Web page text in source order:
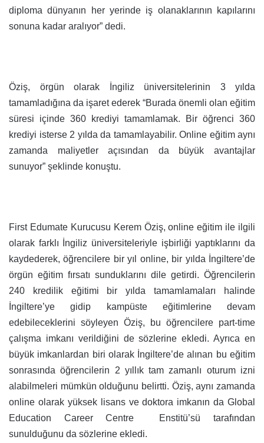
diploma dünyanın her yerinde iş olanaklarının kapılarını
sonuna kadar aralıyor” dedi.
Öziş, örgün olarak İngiliz üniversitelerinin 3 yılda
tamamladığına da işaret ederek “Burada önemli olan eğitim
süresi içinde 360 krediyi tamamlamak. Bir öğrenci 360
krediyi isterse 2 yılda da tamamlayabilir. Online eğitim aynı
zamanda maliyetler açısından da büyük avantajlar
sunuyor” şeklinde konuştu.
First Edumate Kurucusu Kerem Öziş, online eğitim ile ilgili
olarak farklı İngiliz üniversiteleriyle işbirliği yaptıklarını da
kaydederek, öğrencilere bir yıl online, bir yılda İngiltere’de
örgün eğitim fırsatı sunduklarını dile getirdi. Öğrencilerin
240 kredilik eğitimi bir yılda tamamlamaları halinde
İngiltere’ye gidip kampüste eğitimlerine devam
edebileceklerini söyleyen Öziş, bu öğrencilere part-time
çalışma imkanı verildiğini de sözlerine ekledi. Ayrıca en
büyük imkanlardan biri olarak İngiltere’de alınan bu eğitim
sonrasında öğrencilerin 2 yıllık tam zamanlı oturum izni
alabilmeleri mümkün olduğunu belirtti. Öziş, aynı zamanda
online olarak yüksek lisans ve doktora imkanın da Global
Education Career Centre Enstitü’sü tarafından
sunulduğunu da sözlerine ekledi.